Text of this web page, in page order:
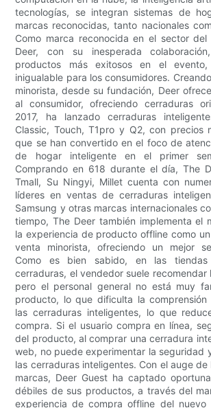
tecnologías, se integran sistemas de
marcas reconocidas, tanto nacionales
Como marca reconocida en el sector del
Deer, con su inesperada
productos más exitosos en el evento,
inigualable para los consumidores.
minorista, desde su fundación, Deer
al consumidor, ofreciendo cerraduras
2017, ha lanzado cerraduras
Classic, Touch, T1pro y Q2, con precios
que se han convertido en el foco de
de hogar inteligente en el primer
Comprando en 618 durante el día, The
Tmall, Su Ningyi, Millet cuenta con
líderes en ventas de cerraduras
Samsung y otras marcas internacionales
tiempo, The Deer también implementa el
la experiencia de producto offline como
venta minorista, ofreciendo un mejor
Como es bien sabido, en las tiendas
cerraduras, el vendedor suele
pero el personal general no está muy
producto, lo que dificulta la comprensión
las cerraduras inteligentes, lo que
compra. Si el usuario compra en línea,
del producto, al comprar una cerradura
web, no puede experimentar la seguridad
las cerraduras inteligentes. Con el auge
marcas, Deer Guest ha captado
débiles de sus productos, a través del
experiencia de compra offline del nuevo